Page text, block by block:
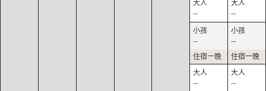
--
--
--
--
--
--